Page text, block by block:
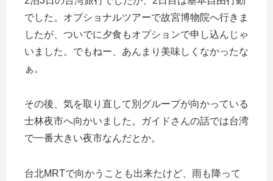
でした。オプショナルツアーで故宮博物院へ行きま
したが、ついでに夕食もオプションで申し込んじゃ
いました。でもねー、あんまり美味しくなかったな
ぁ。
その後、気を取り直して別グループが向かっている
士林夜市へ向かいました。ガイドさんの話では台湾
で一番大きい夜市なんだとか。
台北MRTで向かうことも出来たけど、雨も降って